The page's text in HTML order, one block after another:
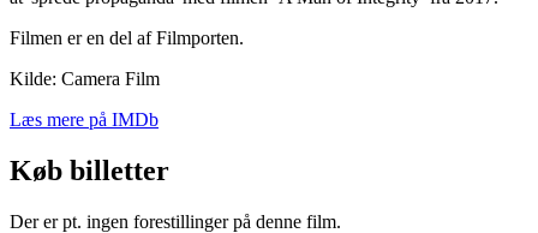
Filmen er en del af Filmporten.
Kilde: Camera Film
Læs mere på IMDb
Køb billetter
Der er pt. ingen forestillinger på denne film.